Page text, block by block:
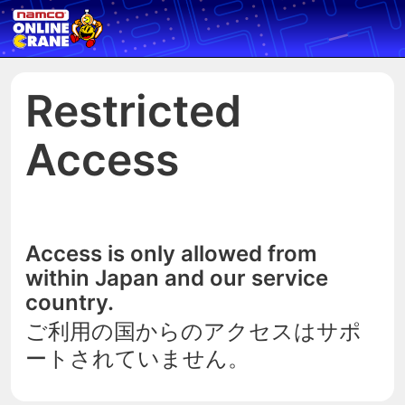
Restricted
Access
Access is only allowed from
within Japan and our service
country.
ご利用の国からのアクセスはサポ
ートされていません。